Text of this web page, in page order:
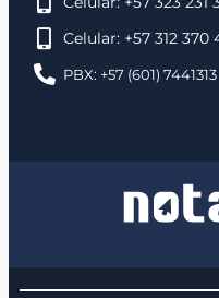
Celular: +57 312 370
PBX: +57 (601) 7441313